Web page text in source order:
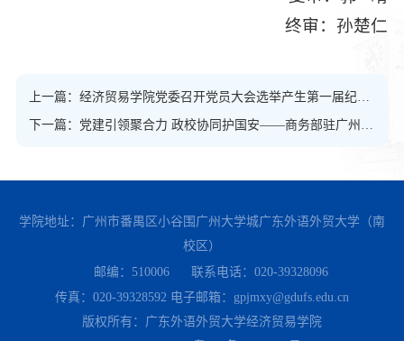
终审：孙楚仁
上一篇：经济贸易学院党委召开党员大会选举产生第一届纪律检查委员会
学院地址：广州市番禺区小谷围广州大学城广东外语外贸大学（南
校区）
邮编：510006
联系电话：020-39328096
传真：020-39328592 电子邮箱：gpjmxy@gdufs.edu.cn
版权所有：广东外语外贸大学经济贸易学院